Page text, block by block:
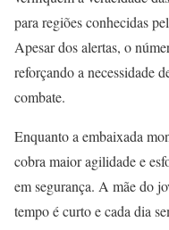
para regiões conhecidas
Apesar dos alertas, o
reforçando a necessidade
combate.
Enquanto a embaixada
cobra maior agilidade e
em segurança. A mãe do
tempo é curto e cada dia